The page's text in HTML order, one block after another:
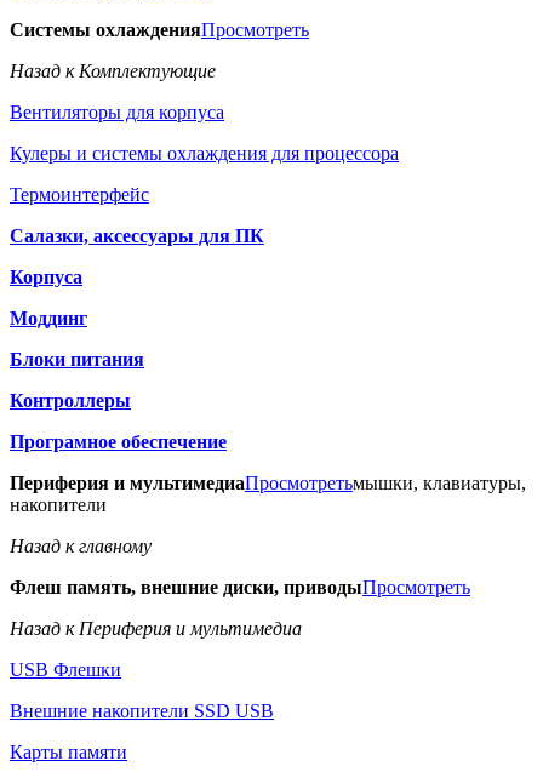
Системы охлажденияПросмотреть
Назад к Комплектующие
Вентиляторы для корпуса
Кулеры и системы охлаждения для процессора
Термоинтерфейс
Салазки, аксессуары для ПК
Корпуса
Моддинг
Блоки питания
Контроллеры
Програмное обеспечение
Периферия и мультимедиаПросмотретьмышки, клавиатуры,
накопители
Назад к главному
Флеш память, внешние диски, приводыПросмотреть
Назад к Периферия и мультимедиа
USB Флешки
Внешние накопители SSD USB
Карты памяти